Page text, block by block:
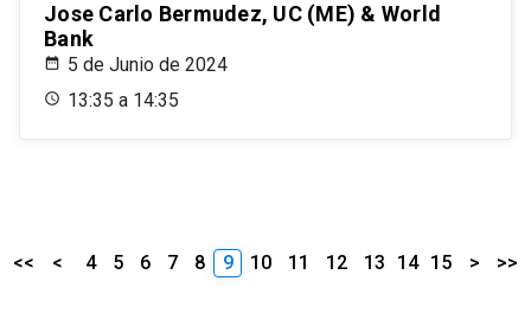
Jose Carlo Bermudez, UC (ME) & World
Bank
5 de Junio de 2024
13:35 a 14:35
<< < 4 5 6 7 8 9 10 11 12 13 14 15 > >>